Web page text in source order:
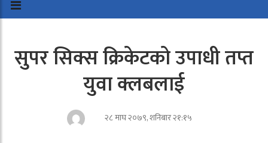
सुपर सिक्स क्रिकेटको उपाधी तप्त
युवा क्लबलाई
२८ माघ २०७९, शनिबार २१:१५